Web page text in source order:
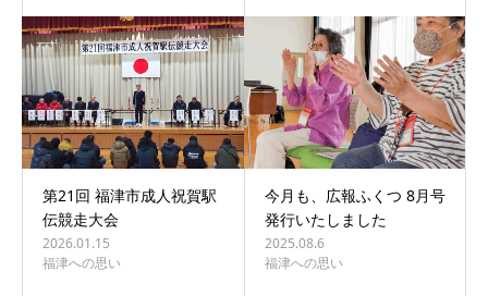
第21回 福津市成人祝賀駅
伝競走大会
2026.01.15
福津への思い
今月も、広報ふくつ 8月号
発行いたしました
2025.08.6
福津への思い